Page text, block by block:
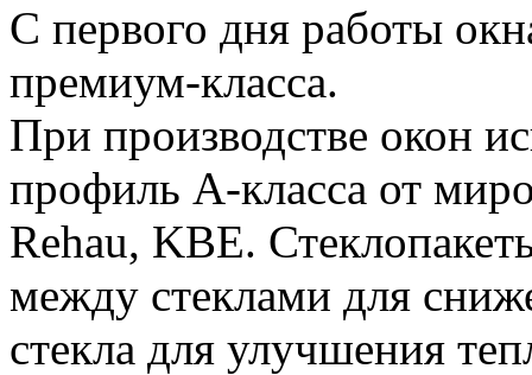
С первого дня работы
премиум-класса.
При производстве окон
профиль А-класса от
Rehau, KBE.
между стеклами для
стекла для улучшения